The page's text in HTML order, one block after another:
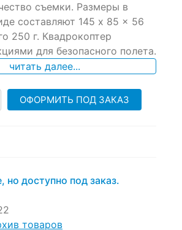
съемки. Размеры в
составляют 145 x 85 x 56
250 г. Квадрокоптер
для безопасного полета.
читать далее...
ОФОРМИТЬ ПОД ЗАКАЗ
но доступно под заказ.
товаров